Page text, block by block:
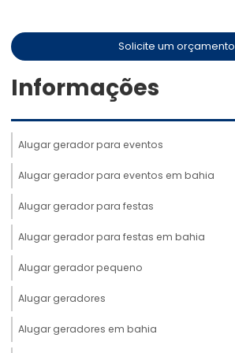
Solicite um orçamento
Informações
Alugar gerador para eventos
Alugar gerador para eventos em bahia
Alugar gerador para festas
Alugar gerador para festas em bahia
Alugar gerador pequeno
Alugar geradores
Alugar geradores em bahia